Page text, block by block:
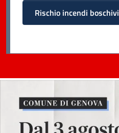
Rischio incendi boschivi